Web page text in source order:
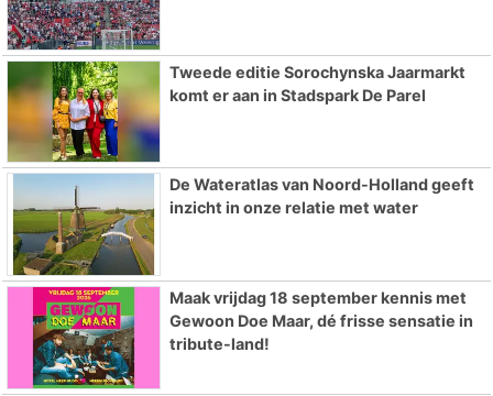
Tweede editie Sorochynska Jaarmarkt
komt er aan in Stadspark De Parel
De Wateratlas van Noord-Holland geeft
inzicht in onze relatie met water
Maak vrijdag 18 september kennis met
Gewoon Doe Maar, dé frisse sensatie in
tribute-land!